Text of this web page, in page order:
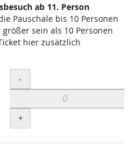
ab 11. Person
Pauschale bis 10 Personen
sein als 10 Personen
hier zusätzlich
Menge
-
+